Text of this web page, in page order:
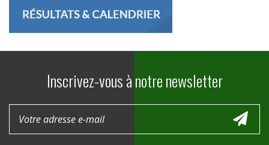
Inscrivez-vous à notre newsletter